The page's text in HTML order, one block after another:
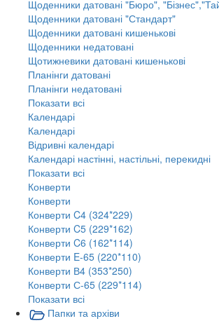
Щоденники датовані "Бюро",
Щоденники датовані "Стандарт"
Щоденники датовані кишенькові
Щоденники недатовані
Щотижневики датовані кишенькові
Планінги датовані
Планінги недатовані
Показати всі
Календарі
Календарі
Відривні календарі
Календарі настінні, настільні, перекидні
Показати всі
Конверти
Конверти
Конверти C4 (324*229)
Конверти C5 (229*162)
Конверти C6 (162*114)
Конверти E-65 (220*110)
Конверти В4 (353*250)
Конверти С-65 (229*114)
Показати всі
Папки та архіви